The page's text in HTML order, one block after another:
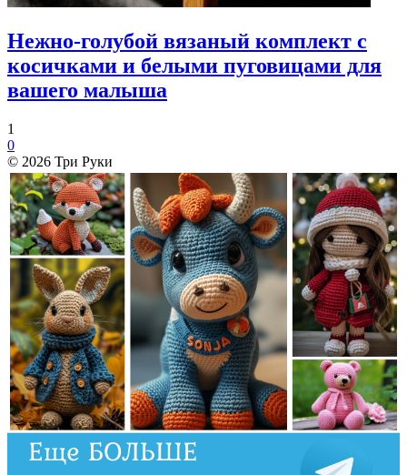
Нежно-голубой вязаный комплект с
косичками и белыми пуговицами для
вашего малыша
1
0
© 2026 Три Руки